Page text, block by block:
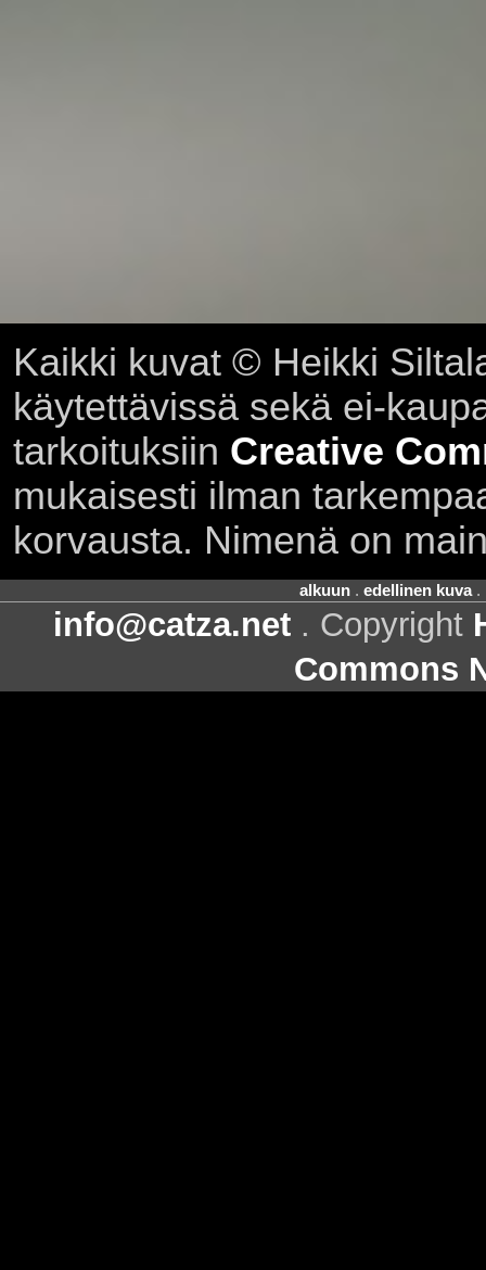
Kaikki kuvat © Heikki
käytettävissä sekä ei-
tarkoituksiin Creative
mukaisesti ilman
korvausta. Nimenä on
alkuun. edellinen kuva.
info@catza.net . Copyright
Commons